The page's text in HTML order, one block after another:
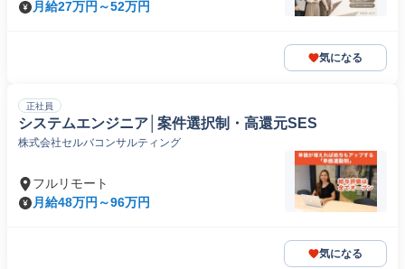
月給27万円～52万円
気になる
正社員
システムエンジニア│案件選択制・高還元SES
株式会社セルバコンサルティング
フルリモート
月給48万円～96万円
気になる